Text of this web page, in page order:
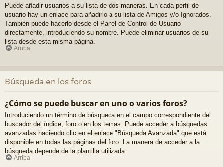
Puede añadir usuarios a su lista de dos maneras. En cada perfil de
usuario hay un enlace para añadirlo a su lista de Amigos y/o Ignorados.
También puede hacerlo desde el Panel de Control de Usuario
directamente, introduciendo su nombre. Puede eliminar usuarios de su
lista desde esta misma página.
Arriba
Búsqueda en los foros
¿Cómo se puede buscar en uno o varios foros?
Introduciendo un término de búsqueda en el campo correspondiente del
buscador del índice, foro o en los temas. Puede acceder a búsquedas
avanzadas haciendo clic en el enlace "Búsqueda Avanzada" que está
disponible en todas las páginas del foro. La manera de acceder a la
búsqueda depende de la plantilla utilizada.
Arriba